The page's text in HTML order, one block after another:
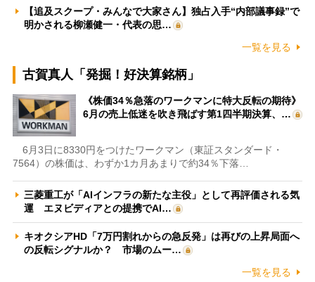
【追及スクープ・みんなで大家さん】独占入手“内部議事録”で
明かされる柳瀬健一・代表の思…
一覧を見る
古賀真人「発掘！好決算銘柄」
《株価34％急落のワークマンに特大反転の期待》
6月の売上低迷を吹き飛ばす第1四半期決算、…
6月3日に8330円をつけたワークマン（東証スタンダード・
7564）の株価は、わずか1カ月あまりで約34％下落…
三菱重工が「AIインフラの新たな主役」として再評価される気
運 エヌビディアとの提携でAI…
キオクシアHD「7万円割れからの急反発」は再びの上昇局面へ
の反転シグナルか？ 市場のムー…
一覧を見る